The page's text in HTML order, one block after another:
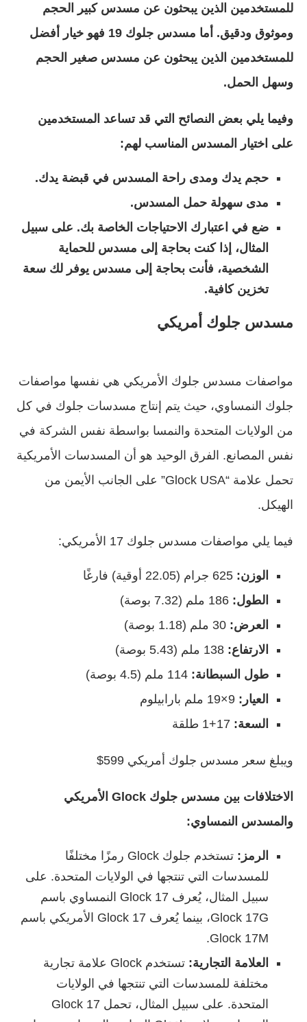
للمستخدمين الذين يبحثون عن مسدس كبير الحجم
وموثوق ودقيق. أما مسدس جلوك 19 فهو خيار أفضل
للمستخدمين الذين يبحثون عن مسدس صغير الحجم
وسهل الحمل.
وفيما يلي بعض النصائح التي قد تساعد المستخدمين
على اختيار المسدس المناسب لهم:
حجم يدك ومدى راحة المسدس في قبضة يدك.
مدى سهولة حمل المسدس.
ضع في اعتبارك الاحتياجات الخاصة بك. على سبيل
المثال، إذا كنت بحاجة إلى مسدس للحماية
الشخصية، فأنت بحاجة إلى مسدس يوفر لك سعة
تخزين كافية.
مسدس جلوك أمريكي
مواصفات مسدس جلوك الأمريكي هي نفسها مواصفات
جلوك النمساوي، حيث يتم إنتاج مسدسات جلوك في كل
من الولايات المتحدة والنمسا بواسطة نفس الشركة في
نفس المصانع. الفرق الوحيد هو أن المسدسات الأمريكية
تحمل علامة “Glock USA” على الجانب الأيمن من
الهيكل.
فيما يلي مواصفات مسدس جلوك 17 الأمريكي:
الوزن:
الطول:
العرض:
الارتفاع:
طول السبطانة:
العيار:
السعة:
ويبلغ سعر مسدس جلوك أمريكي 599$
الاختلافات بين مسدس جلوك Glock الأمريكي
والمسدس النمساوي:
الرمز:
تستخدم جلوك Glock رمزًا مختلفًا
للمسدسات التي تنتجها في الولايات المتحدة. على
سبيل المثال، يُعرف Glock 17 النمساوي باسم
Glock 17G، بينما يُعرف Glock 17 الأمريكي باسم
Glock 17M.
العلامة التجارية:
تستخدم Glock علامة تجارية
مختلفة للمسدسات التي تنتجها في الولايات
المتحدة. على سبيل المثال، تحمل Glock 17